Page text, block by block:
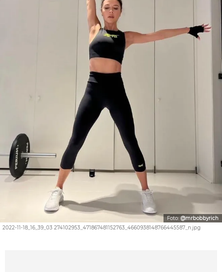
2022-11-18_16_39_03 274102953_471867481152763_4660938148766445587_n.jpg
Foto: @mrbobbyrich